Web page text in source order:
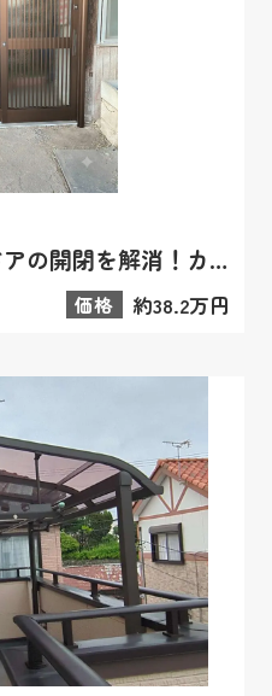
【前橋市】重い玄関ドアの開閉を解消！カバー工法のリフォーム事例
価格 約38.2万円